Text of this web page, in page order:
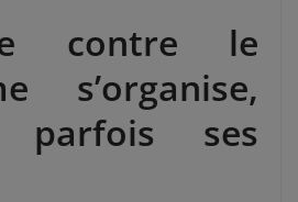
contre le
s’organise,
ses